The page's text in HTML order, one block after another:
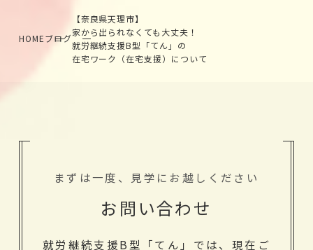
HOMEブログ
【奈良県天理市】
家から出られなくても大丈夫！
就労継続支援B型「てん」の
在宅ワーク（在宅支援）について
まずは一度、見学にお越しください
お問い合わせ
就労継続支援B型「てん」では、現在ご